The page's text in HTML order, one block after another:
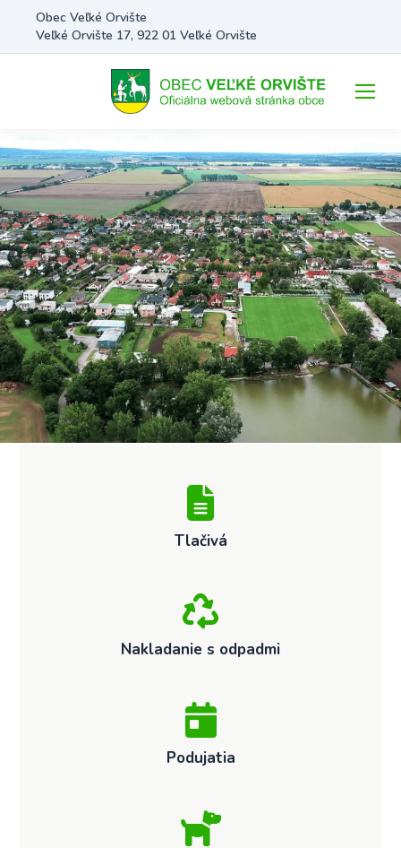
Obec Veľké Orvište
Veľké Orvište 17, 922 01 Veľké Orvište
Tlačivá
Nakladanie s odpadmi
Podujatia